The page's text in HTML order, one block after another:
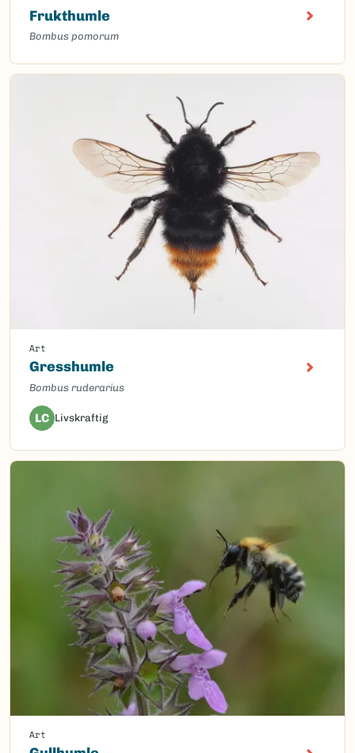
Frukthumle
Bombus pomorum
Art
Gresshumle
Bombus ruderarius
LC Livskraftig
Art